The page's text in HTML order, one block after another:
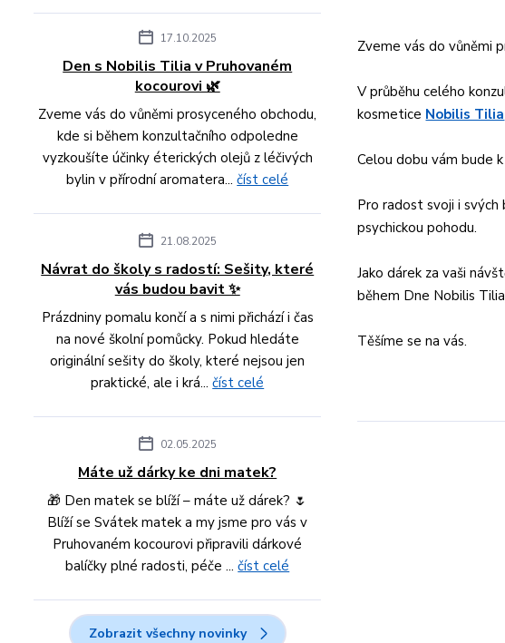
17.10.2025
Den s Nobilis Tilia v Pruhovaném
kocourovi 🌿
Zveme vás do vůněmi prosyceného obchodu,
kde si během konzultačního odpoledne
vyzkoušíte účinky éterických olejů z léčivých
bylin v přírodní aromatera...číst celé
21.08.2025
Návrat do školy s radostí: Sešity, které
vás budou bavit ✨
Prázdniny pomalu končí a s nimi přichází i čas
na nové školní pomůcky. Pokud hledáte
originální sešity do školy, které nejsou jen
praktické, ale i krá...číst celé
02.05.2025
Máte už dárky ke dni matek?
🎁 Den matek se blíží – máte už dárek? 🌷
Blíží se Svátek matek a my jsme pro vás v
Pruhovaném kocourovi připravili dárkové
balíčky plné radosti, péče ...číst celé
Zobrazit všechny novinky
Zveme vás do vůněmi
V průběhu celého
kosmetice Nobilis Tilia
Celou dobu vám bude
Pro radost svoji i
psychickou pohodu.
Jako dárek za vaši
během Dne Nobilis
Těšíme se na vás.